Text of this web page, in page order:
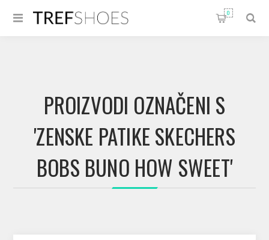
0
PROIZVODI OZNAČENI S
'ZENSKE PATIKE SKECHERS
BOBS BUNO HOW SWEET'